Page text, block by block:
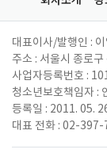
대표이사/발행인 : 이
주소 : 서울시 종로
사업자등록번호 :
청소년보호책임자 :
등록일 : 2011. 05.
대표 전화 : 02-